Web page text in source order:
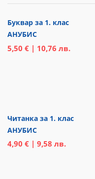
Буквар за 1. клас
АНУБИС
5,50 € | 10,76 лв.
Читанка за 1. клас
АНУБИС
4,90 € | 9,58 лв.